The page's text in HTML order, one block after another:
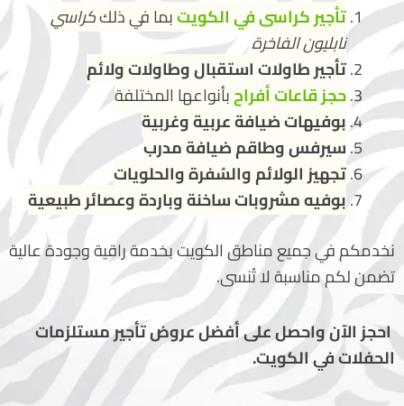
تأجير كراسي في الكويتبما في ذلككراسي
نابليون الفاخرة
تأجير طاولات استقبال وطاولات ولائم
حجز قاعات أفراحبأنواعها المختلفة
بوفيهات ضيافة عربية وغربية
سيرفس وطاقم ضيافة مدرب
تجهيز الولائم والسُفرة والحلويات
بوفيه مشروبات ساخنة وباردة وعصائر طبيعية
نخدمكم في جميع مناطق الكويت بخدمة راقية وجودة عالية
تضمن لكم مناسبة لا تُنسى.
احجز الآن واحصل على أفضل عروض تأجير مستلزمات
الحفلات في الكويت.